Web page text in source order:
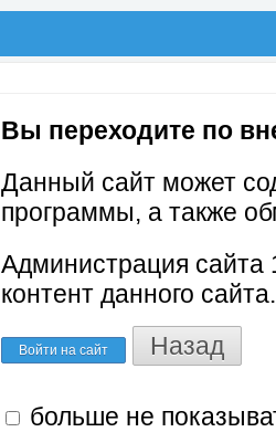
Вы переходите по
Данный сайт может
программы, а также
Администрация сайта
контент данного сайта.
Войти на сайт Назад
больше не